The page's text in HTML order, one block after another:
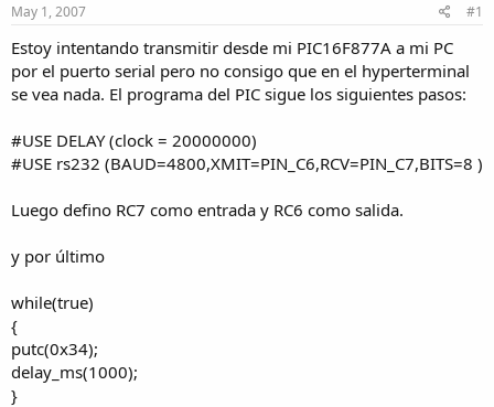
n
c
i
May 1, 2007 #1
Estoy intentando transmitir desde mi PIC16F877A a mi PC
por el puerto serial pero no consigo que en el hyperterminal
se vea nada. El programa del PIC sigue los siguientes pasos:
#USE DELAY (clock = 20000000)
#USE rs232 (BAUD=4800,XMIT=PIN_C6,RCV=PIN_C7,BITS=8 )
Luego defino RC7 como entrada y RC6 como salida.
y por último
while(true)
{
putc(0x34);
delay_ms(1000);
}